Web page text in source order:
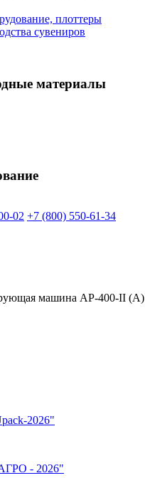
плоттеры
сувениров
материалы
02 +7 (800) 550-61-34
машина AP-400-II (A)
2026"
- 2026"